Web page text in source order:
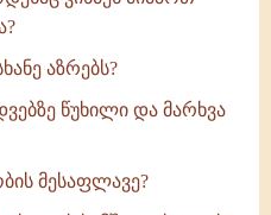
აზრებს?
წუხილი და მარხვა
მესაფლავე?